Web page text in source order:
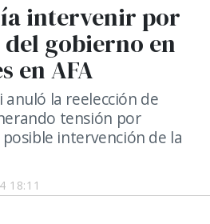
18:11
intervenir por
gobierno en
en AFA
anuló la reelección de
tensión por
intervención de la